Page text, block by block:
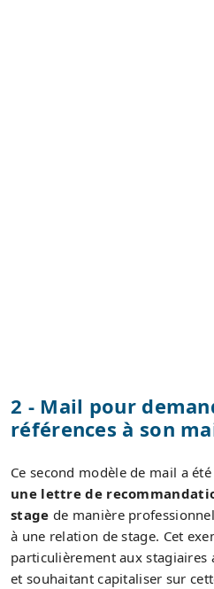
2 - Mail pour
références à son
Ce second modèle de mail a
une lettre de
stage de manière
à une relation de stage. Cet
particulièrement aux
et souhaitant capitaliser sur